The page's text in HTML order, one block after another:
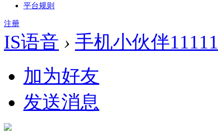
平台规则
注册
IS语音 › 手机小伙伴
加为好友
发送消息